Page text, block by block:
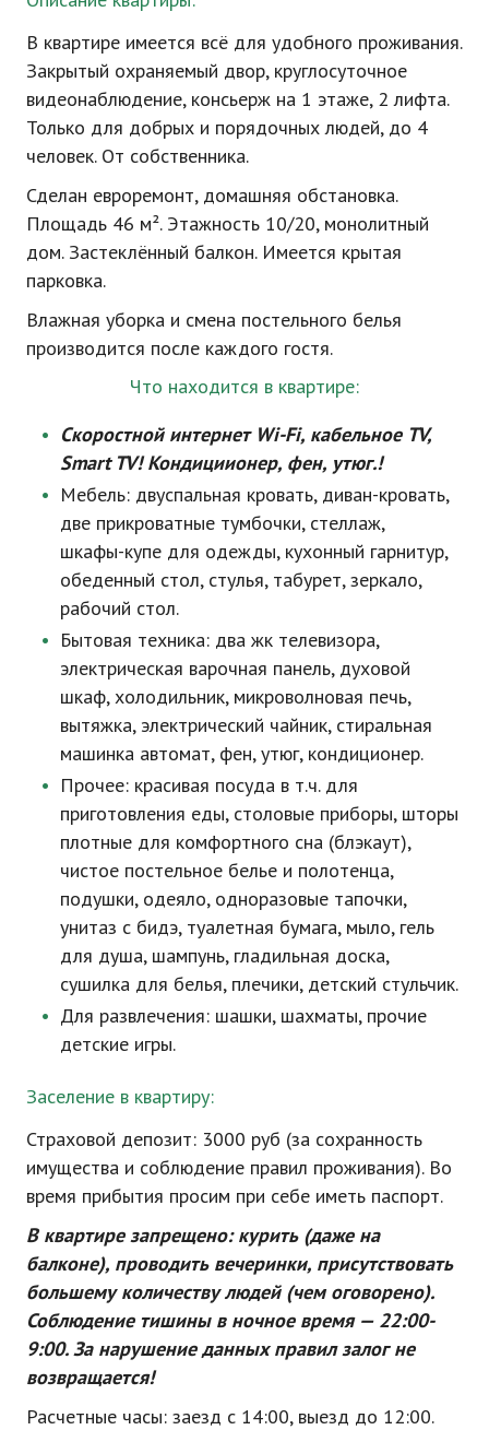
В квартире имеется всё для удобного проживания.
Закрытый охраняемый двор, круглосуточное
видеонаблюдение, консьерж на 1 этаже, 2 лифта.
Только для добрых и порядочных людей, до 4
человек. От собственника.
Сделан евроремонт, домашняя обстановка.
Площадь 46 м². Этажность 10/20, монолитный
дом. Застеклённый балкон. Имеется крытая
парковка.
Влажная уборка и смена постельного белья
производится после каждого гостя.
Что находится в квартире:
Скоростной интернет Wi-Fi, кабельное TV,
Smart TV! Кондициионер, фен, утюг.!
Мебель: двуспальная кровать, диван-кровать,
две прикроватные тумбочки, стеллаж,
шкафы-купе для одежды, кухонный гарнитур,
обеденный стол, стулья, табурет, зеркало,
рабочий стол.
Бытовая техника: два жк телевизора,
электрическая варочная панель, духовой
шкаф, холодильник, микроволновая печь,
вытяжка, электрический чайник, стиральная
машинка автомат, фен, утюг, кондиционер.
Прочее: красивая посуда в т.ч. для
приготовления еды, столовые приборы, шторы
плотные для комфортного сна (блэкаут),
чистое постельное белье и полотенца,
подушки, одеяло, одноразовые тапочки,
унитаз с бидэ, туалетная бумага, мыло, гель
для душа, шампунь, гладильная доска,
сушилка для белья, плечики, детский стульчик.
Для развлечения: шашки, шахматы, прочие
детские игры.
Заселение в квартиру:
Страховой депозит: 3000 руб (за сохранность
имущества и соблюдение правил проживания). Во
время прибытия просим при себе иметь паспорт.
В квартире запрещено: курить (даже на
балконе), проводить вечеринки, присутствовать
большему количеству людей (чем оговорено).
Соблюдение тишины в ночное время — 22:00-
9:00. За нарушение данных правил залог не
возвращается!
Расчетные часы: заезд с 14:00, выезд до 12:00.